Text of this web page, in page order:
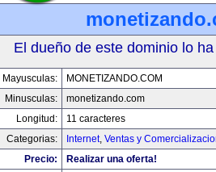
El dueño de este dominio lo
Mayusculas:
MONETIZANDO.COM
Minusculas:
monetizando.com
Longitud:
11 caracteres
Categorias:
Internet, Ventas y
Precio:
Realizar una oferta!